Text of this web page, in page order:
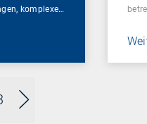
komplexe…